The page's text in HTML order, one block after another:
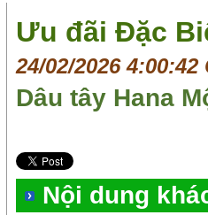
Ưu đãi Đặc
24/02/2026 4:00:42
Dâu tây Hana
Nội dung